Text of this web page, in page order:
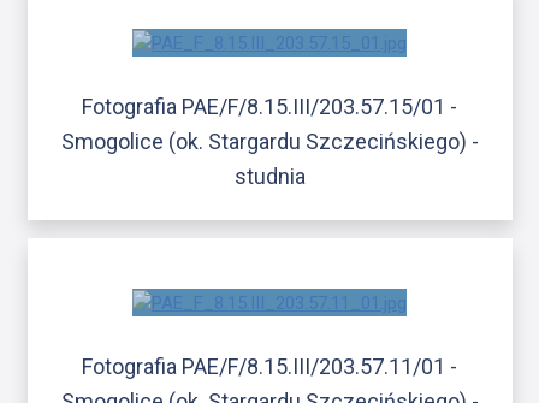
Fotografia PAE/F/8.15.III/203.57.15/01 -
Smogolice (ok. Stargardu Szczecińskiego) -
studnia
Fotografia PAE/F/8.15.III/203.57.11/01 -